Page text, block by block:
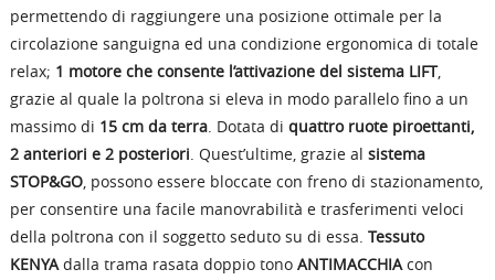
permettendo di raggiungere una posizione ottimale per la
circolazione sanguigna ed una condizione ergonomica di totale
relax; 1 motore che consente l’attivazione del sistema LIFT,
grazie al quale la poltrona si eleva in modo parallelo fino a un
massimo di 15 cm da terra. Dotata di quattro ruote piroettanti,
2 anteriori e 2 posteriori. Quest’ultime, grazie al sistema
STOP&GO, possono essere bloccate con freno di stazionamento,
per consentire una facile manovrabilità e trasferimenti veloci
della poltrona con il soggetto seduto su di essa. Tessuto
KENYAdalla trama rasata doppio tono ANTIMACCHIAcon